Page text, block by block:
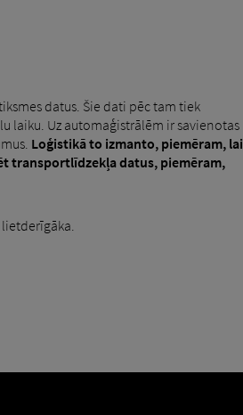
datus. Šie dati pēc tam tiek
laiku. Uz automaģistrālēm ir savienotas
Loģistikā to izmanto, piemēram, lai
transportlīdzekļa datus, piemēram,